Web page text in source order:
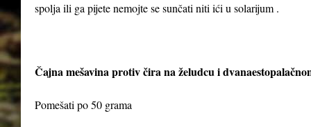
spolja ili ga pijete nemojte se sunčati niti ići u solarijum .
Čajna mešavina protiv čira na želudcu i
Pomešati po 50 grama